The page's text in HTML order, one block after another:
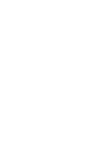
本做不到这点。因此，
领域有关。但总的来说